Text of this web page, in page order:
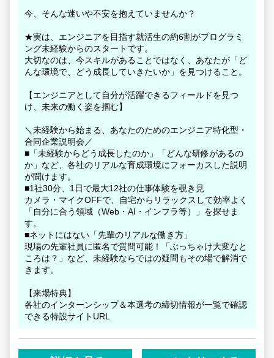
今、そんな迷いや不安を抱えていませんか？
★実は、エンジニアを目指す就活生の約6割がプログラミ
ング未経験からのスタートです。
大切なのは、今スキルがあることではなく、あなたが「ど
んな環境で、どう成長していきたいか」を見つけること。
【エンジニアとして自分が活躍できるフィールドを見つ
け、未来の働く姿を掴む】
＼未経験から始まる、あなたのためのエンジニア特化型・
合同企業説明会／
■「未経験からどう成長したのか」「どんな研修があるの
か」など、各社のリアルな育成環境にフォーカスした説明
が聞けます。
■1社30分、1日で最大12社の仕事体験を覗き見
カメラ・マイクOFFで、自宅からリラックスして効率よく
「自分に合う領域（Web・AI・インフラ等）」を探せま
す。
■ネットにはない「先輩のリアルな働き方」
現場の先輩社員に匿名で質問可能！「ぶっちゃけ大変なと
ころは？」など、未経験ならではの疑問もその場で解消で
きます。
【来場特典】
各社のインターンシップ＆本選考の締切情報が一覧で確認
できる特設サイトURL